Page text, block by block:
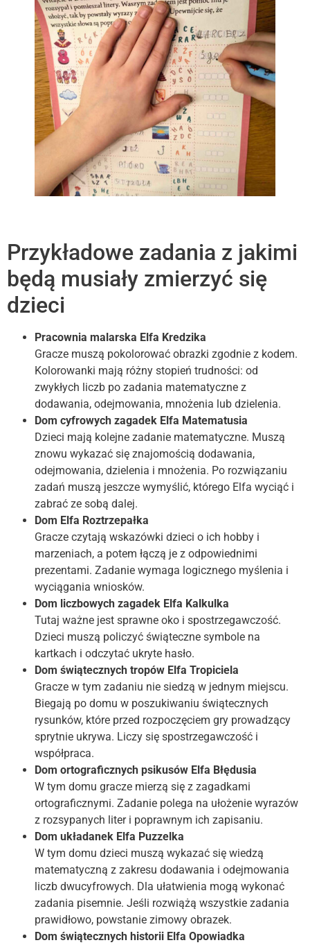
Przykładowe zadania z jakimi
będą musiały zmierzyć się
dzieci
Pracownia malarska Elfa Kredzika
Gracze muszą pokolorować obrazki zgodnie z kodem.
Kolorowanki mają różny stopień trudności: od
zwykłych liczb po zadania matematyczne z
dodawania, odejmowania, mnożenia lub dzielenia.
Dom cyfrowych zagadek Elfa Matematusia
Dzieci mają kolejne zadanie matematyczne. Muszą
znowu wykazać się znajomością dodawania,
odejmowania, dzielenia i mnożenia. Po rozwiązaniu
zadań muszą jeszcze wymyślić, którego Elfa wyciąć i
zabrać ze sobą dalej.
Dom Elfa Roztrzepałka
Gracze czytają wskazówki dzieci o ich hobby i
marzeniach, a potem łączą je z odpowiednimi
prezentami. Zadanie wymaga logicznego myślenia i
wyciągania wniosków.
Dom liczbowych zagadek Elfa Kalkulka
Tutaj ważne jest sprawne oko i spostrzegawczość.
Dzieci muszą policzyć świąteczne symbole na
kartkach i odczytać ukryte hasło.
Dom świątecznych tropów Elfa Tropiciela
Gracze w tym zadaniu nie siedzą w jednym miejscu.
Biegają po domu w poszukiwaniu świątecznych
rysunków, które przed rozpoczęciem gry prowadzący
sprytnie ukrywa. Liczy się spostrzegawczość i
współpraca.
Dom ortograficznych psikusów Elfa Błędusia
W tym domu gracze mierzą się z zagadkami
ortograficznymi. Zadanie polega na ułożenie wyrazów
z rozsypanych liter i poprawnym ich zapisaniu.
Dom układanek Elfa Puzzelka
W tym domu dzieci muszą wykazać się wiedzą
matematyczną z zakresu dodawania i odejmowania
liczb dwucyfrowych. Dla ułatwienia mogą wykonać
zadania pisemnie. Jeśli rozwiążą wszystkie zadania
prawidłowo, powstanie zimowy obrazek.
Dom świątecznych historii Elfa Opowiadka